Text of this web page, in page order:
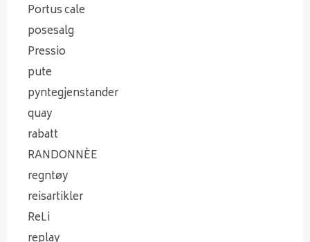
Portus cale
posesalg
Pressio
pute
pyntegjenstander
quay
rabatt
RANDONNÈE
regntøy
reisartikler
ReLi